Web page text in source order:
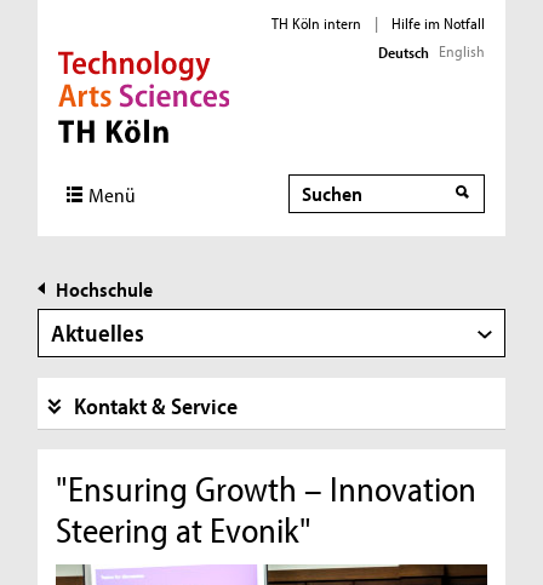
Direkt zur Hauptnavigation
Direkt zur Subnavigation
Direkt zum Inhalt
Direkt zum Fußbereich
TH Köln intern |
Hilfe im Notfall
Deutsch English
Menü Suche
Hochschule
Aktuelles
Kontakt & Service
"Ensuring Growth – Innovation
Steering at Evonik"